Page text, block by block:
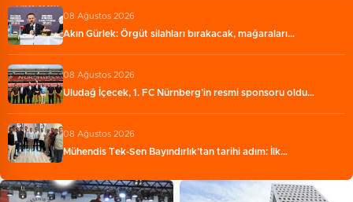
08 Ağustos 2026
Akın Gürlek: Örgüt silahları bırakacak, mağaraları…
08 Ağustos 2026
Uludağ İçecek, 1. FC Nürnberg’in resmi sponsoru oldu…
08 Ağustos 2026
Mühendis Tek-Sen Bayındırlık’tan tarihi adım: İlk…